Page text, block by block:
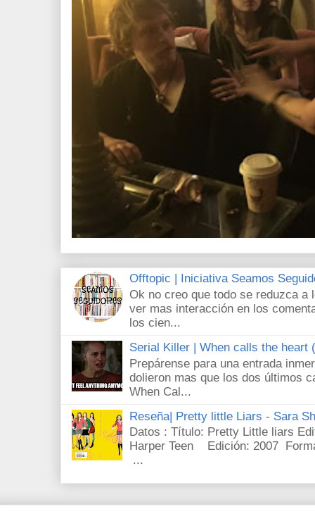
Offtopic | Iniciativa Seamos
Ok no creo que todo se reduzca a
ver mas interacción en los
los cien...
Serial Killer | When calls the heart
Prepárense para una entrada
dolieron mas que los dos últimos
When Cal...
Reseña| Pretty little Liars - Sara
Datos : Título: Pretty Little liars
Harper Teen Edición: 2007
...